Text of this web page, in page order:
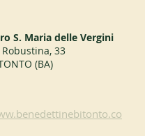
S. Maria delle Vergini
33
(BA)